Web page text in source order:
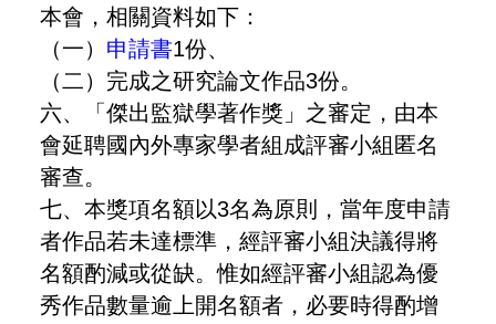
本會，相關資料如下：
（一） 申請書1份、
（二）完成之研究論文作品3份。
六、「傑出監獄學著作獎」之審定，由本
會延聘國內外專家學者組成評審小組匿名
審查。
七、本獎項名額以3名為原則，當年度申請
者作品若未達標準，經評審小組決議得將
名額酌減或從缺。惟如經評審小組認為優
秀作品數量逾上開名額者，必要時得酌增